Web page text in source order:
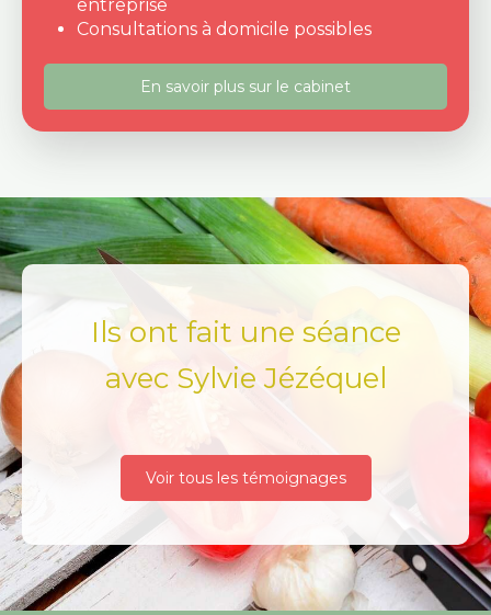
entreprise
Consultations à domicile possibles
En savoir plus sur le cabinet
Ils ont fait une séance
avec Sylvie Jézéquel
Voir tous les témoignages